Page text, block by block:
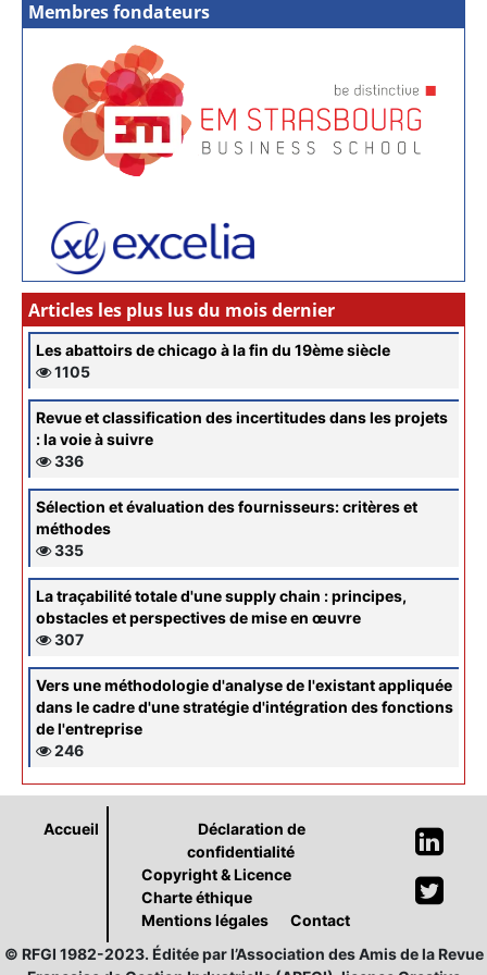
Membres fondateurs
Articles les plus lus du mois dernier
Les abattoirs de chicago à la fin du 19ème siècle
1105
Revue et classification des incertitudes dans les projets
: la voie à suivre
336
Sélection et évaluation des fournisseurs: critères et
méthodes
335
La traçabilité totale d'une supply chain : principes,
obstacles et perspectives de mise en œuvre
307
Vers une méthodologie d'analyse de l'existant appliquée
dans le cadre d'une stratégie d'intégration des fonctions
de l'entreprise
246
Accueil
Déclaration de
confidentialité
Copyright & Licence
Charte éthique
Mentions légales
Contact
© RFGI 1982-2023. Éditée par l’Association des Amis de la Revue